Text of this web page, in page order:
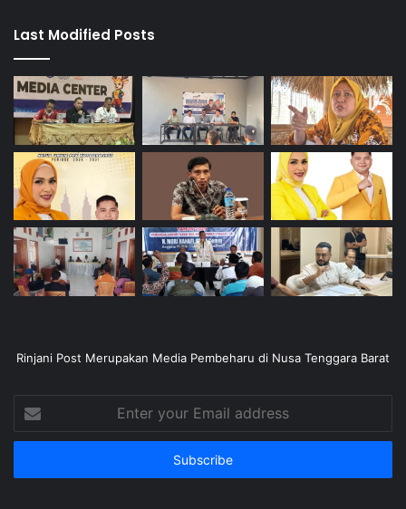
Last Modified Posts
Rinjani Post Merupakan Media Pembeharu di Nusa Tenggara Barat
your
Email